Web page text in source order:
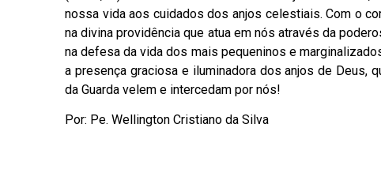
nossa vida aos cuidados dos anjos celestiais. Com o
na divina providência que atua em nós através da
na defesa da vida dos mais pequeninos e
a presença graciosa e iluminadora dos anjos de Deus,
da Guarda velem e intercedam por nós!
Por: Pe. Wellington Cristiano da Silva